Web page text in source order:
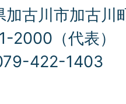
古川市加古川
2000（代表）
422-1403